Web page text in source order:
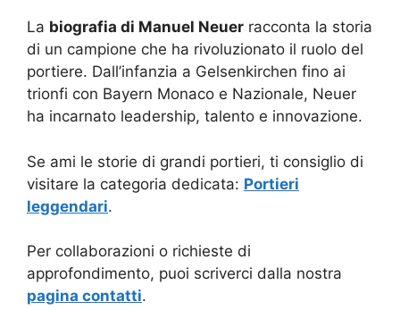
La biografia di Manuel Neuer racconta la storia
di un campione che ha rivoluzionato il ruolo del
portiere. Dall’infanzia a Gelsenkirchen fino ai
trionfi con Bayern Monaco e Nazionale, Neuer
ha incarnato leadership, talento e innovazione.
Se ami le storie di grandi portieri, ti consiglio di
visitare la categoria dedicata: Portieri
leggendari.
Per collaborazioni o richieste di
approfondimento, puoi scriverci dalla nostra
pagina contatti.